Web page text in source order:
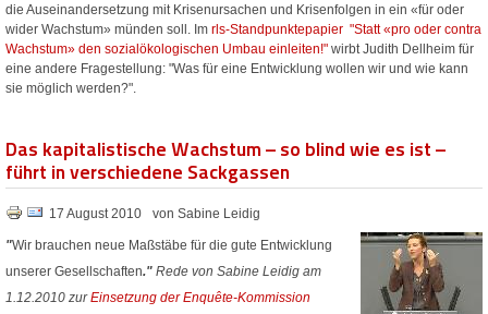
die Auseinandersetzung mit Krisenursachen und Krisenfolgen in ein «für oder
wider Wachstum» münden soll. Im rls-Standpunktepapier "Statt «pro oder contra
Wachstum» den sozialökologischen Umbau einleiten!" wirbt Judith Dellheim für
eine andere Fragestellung: "Was für eine Entwicklung wollen wir und wie kann
sie möglich werden?".
Das kapitalistische Wachstum – so blind wie es ist –
führt in verschiedene Sackgassen
17 August 2010 von Sabine Leidig
"Wir brauchen neue Maßstäbe für die gute Entwicklung
unserer Gesellschaften." Rede von Sabine Leidig am
1.12.2010 zurEinsetzung der Enquête-Kommission